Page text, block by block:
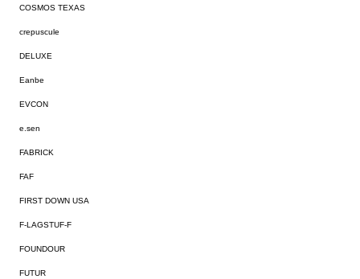
COSMOS TEXAS
crepuscule
DELUXE
Eanbe
EVCON
e.sen
FABRICK
FAF
FIRST DOWN USA
F-LAGSTUF-F
FOUNDOUR
FUTUR